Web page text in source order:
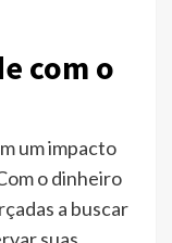
com o
um impacto
o dinheiro
a buscar